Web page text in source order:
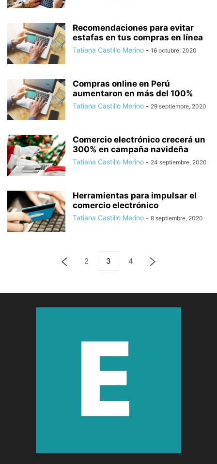
Recomendaciones para evitar
estafas en tus compras en línea
Tatiana Castillo Merino - 16 octubre, 2020
Compras online en Perú
aumentaron en más del 100%
Tatiana Castillo Merino - 29 septiembre, 2020
Comercio electrónico crecerá un
300% en campaña navideña
Tatiana Castillo Merino - 24 septiembre, 2020
Herramientas para impulsar el
comercio electrónico
Tatiana Castillo Merino - 8 septiembre, 2020
2 3 4